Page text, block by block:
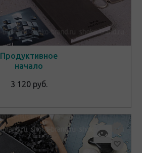
Продуктивное
начало
3 120 руб.
👁